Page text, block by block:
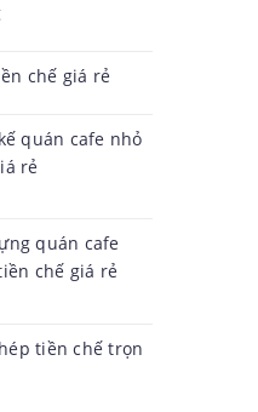
chế giá rẻ
quán cafe nhỏ
rẻ
quán cafe
chế giá rẻ
tiền chế trọn